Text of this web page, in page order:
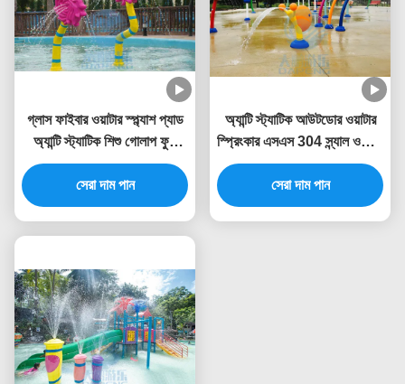
গ্লাস ফাইবার ওয়াটার স্প্ল্যাশ প্যাড
অ্যান্টি স্ট্যাটিক শিশু গোলাপ ফুল
ওয়াটার স্প্রে পার্ক
সেরা দাম পান
অ্যান্টি স্ট্যাটিক আউটডোর ওয়াটার
স্প্রিংকার এসএস 304 স্ন্যাল ওয়াটার
স্প্ল্যাশ খেলার মাঠ
সেরা দাম পান